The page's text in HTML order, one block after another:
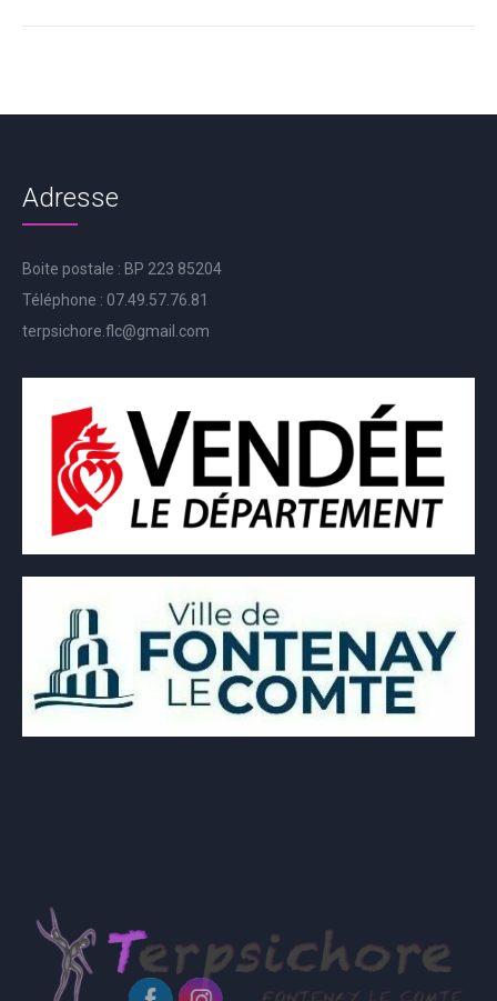
Adresse
Boite postale : BP 223 85204
Téléphone : 07.49.57.76.81
terpsichore.flc@gmail.com